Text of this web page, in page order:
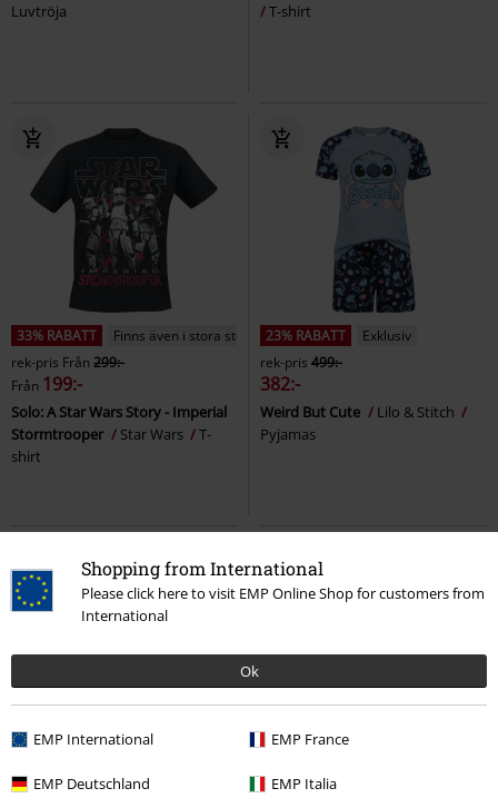
Shopping from International
Please click here to visit EMP Online Shop for customers from
International
Ok
EMP International EMP France
EMP Deutschland EMP Italia
Luvtröja
T-shirt
33% RABATT
Finns även i stora storlekar
rek-pris Från299:-
Från 199:-
Solo: A Star Wars Story - Imperial
Stormtrooper
Star Wars
T-
shirt
23% RABATT
Exklusiv
rek-pris 499:-
382:-
Weird But Cute
Lilo & Stitch
Pyjamas